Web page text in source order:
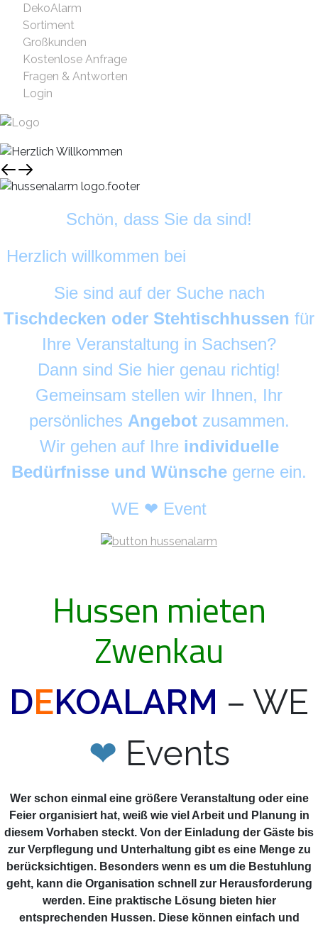
DekoAlarm
Sortiment
Großkunden
Kostenlose Anfrage
Fragen & Antworten
Login
Schön, dass Sie da sind!
Herzlich willkommen bei
Sie sind auf der Suche nach
Tischdecken oder Stehtischhussen für
Ihre Veranstaltung in Sachsen?
Dann sind Sie hier genau richtig!
Gemeinsam stellen wir Ihnen, Ihr
persönliches Angebot zusammen.
Wir gehen auf Ihre individuelle
Bedürfnisse und Wünsche gerne ein.
WE ❤ Event
Hussen mieten
Zwenkau
DEKOALARM – WE
❤ Events
Wer schon einmal eine größere Veranstaltung oder eine
Feier organisiert hat, weiß wie viel Arbeit und Planung in
diesem Vorhaben steckt. Von der Einladung der Gäste bis
zur Verpflegung und Unterhaltung gibt es eine Menge zu
berücksichtigen. Besonders wenn es um die Bestuhlung
geht, kann die Organisation schnell zur Herausforderung
werden. Eine praktische Lösung bieten hier
entsprechenden Hussen. Diese können einfach und